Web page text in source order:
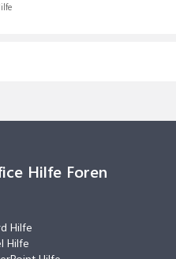
Hilfe Foren
Hilfe
Hilfe